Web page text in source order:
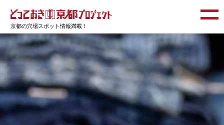
京都の穴場スポット情報満載！